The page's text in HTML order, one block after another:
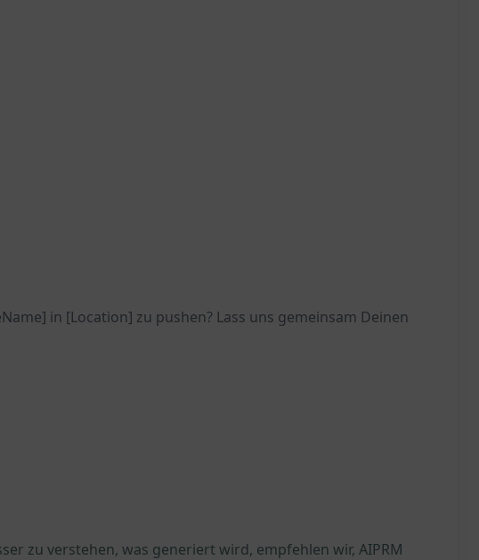
in [Location] zu pushen? Lass uns gemeinsam Deinen
zu verstehen, was generiert wird, empfehlen wir, AIPRM